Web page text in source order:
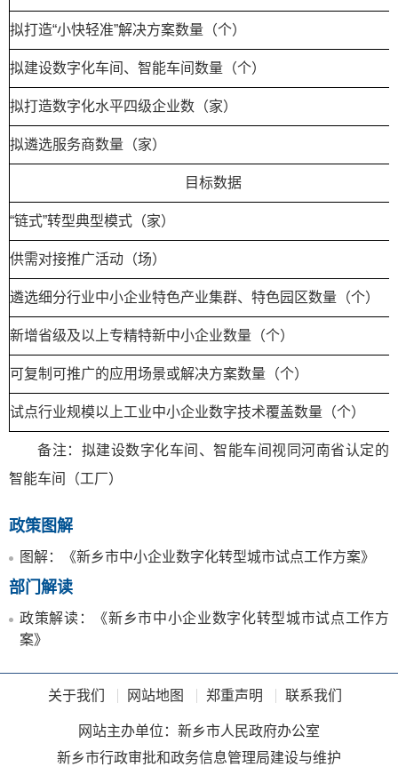
拟打造“小快轻准”解决方案数量（个）
拟建设数字化车间、智能车间数量（个）
拟打造数字化水平四级企业数（家）
拟遴选服务商数量（家）
目标数据
“链式”转型典型模式（家）
供需对接推广活动（场）
遴选细分行业中小企业特色产业集群、特色园区数量（个）
新增省级及以上专精特新中小企业数量（个）
可复制可推广的应用场景或解决方案数量（个）
试点行业规模以上工业中小企业数字技术覆盖数量（个）
备注：拟建设数字化车间、智能车间视同河南省认定的
智能车间（工厂）
政策图解
图解：《新乡市中小企业数字化转型城市试点工作方案》
部门解读
政策解读：《新乡市中小企业数字化转型城市试点工作方
案》
关于我们 网站地图 郑重声明 联系我们
网站主办单位：新乡市人民政府办公室
新乡市行政审批和政务信息管理局建设与维护